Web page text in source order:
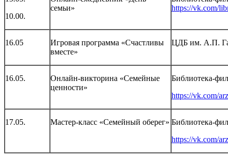
10.00.
семьи»
https://vk.com/
16.05
Игровая программа «Счастливы
вместе»
ЦДБ им. А.П.
16.05.
Онлайн-викторина «Семейные
ценности»
Библиотека-
https://vk.com/
17.05. Мастер-класс «Семейный оберег» Библиотека-
https://vk.com/